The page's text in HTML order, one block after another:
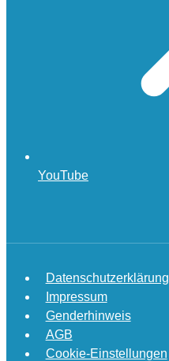
YouTube
Datenschutzerklärung
Impressum
Genderhinweis
AGB
Cookie-Einstellungen